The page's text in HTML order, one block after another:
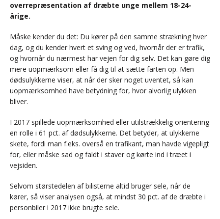
overrepræsentation af dræbte unge mellem 18-24-
årige.
​Måske kender du det: Du kører på den samme strækning hver
dag, og du kender hvert et sving og ved, hvornår der er trafik,
og hvornår du nærmest har vejen for dig selv. Det kan gøre dig
mere uopmærksom eller få dig til at sætte farten op. Men
dødsulykkerne viser, at når der sker noget uventet, så kan
uopmærksomhed have betydning for, hvor alvorlig ulykken
bliver.
I 2017 spillede uopmærksomhed eller utilstrækkelig orientering
en rolle i 61 pct. af dødsulykkerne. Det betyder, at ulykkerne
skete, fordi man f.eks. overså en trafikant, man havde vigepligt
for, eller måske sad og faldt i staver og kørte ind i træet i
vejsiden.
Selvom størstedelen af bilisterne altid bruger sele, når de
kører, så viser analysen også, at mindst 30 pct. af de dræbte i
personbiler i 2017 ikke brugte sele.